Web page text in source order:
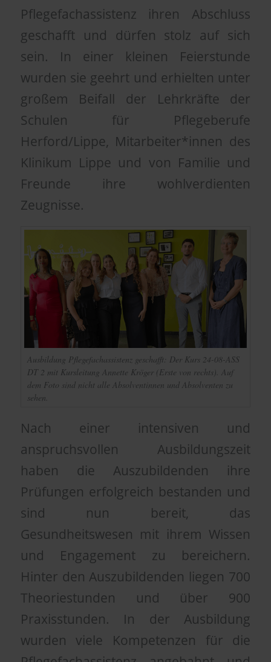
Pflegefachassistenz ihren Abschluss
geschafft und dürfen stolz auf sich
sein. In einer kleinen Feierstunde
wurden sie geehrt und erhielten unter
großem Beifall der Lehrkräfte der
Schulen für Pflegeberufe
Herford/Lippe, Mitarbeiter*innen des
Klinikum Lippe und von Familie und
Freunde ihre wohlverdienten
Zeugnisse.
Ausbildung Pflegefachassistenz geschafft: Der Kurs 24-08-ASS
DT 2 mit Kursleitung Annette Kröger (Erste von rechts). Auf
dem Foto sind nicht alle Absolventinnen und Absolventen zu
sehen.
Nach einer intensiven und
anspruchsvollen Ausbildungszeit
haben die Auszubildenden ihre
Prüfungen erfolgreich bestanden und
sind nun bereit, das
Gesundheitswesen mit ihrem Wissen
und Engagement zu bereichern.
Hinter den Auszubildenden liegen 700
Theoriestunden und über 900
Praxisstunden. In der Ausbildung
wurden viele Kompetenzen für die